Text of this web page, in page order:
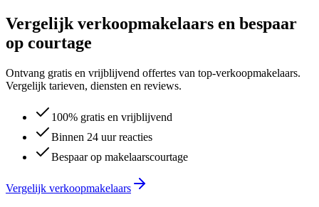
Vergelijk verkoopmakelaars en bespaar
op courtage
Ontvang gratis en vrijblijvend offertes van top-verkoopmakelaars.
Vergelijk tarieven, diensten en reviews.
100% gratis en vrijblijvend
Binnen 24 uur reacties
Bespaar op makelaarscourtage
Vergelijk verkoopmakelaars